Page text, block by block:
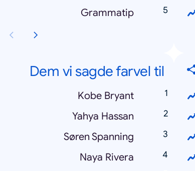
Grammatip
Dem vi sagde farvel til
Kobe Bryant
Yahya Hassan
Søren Spanning
Naya Rivera